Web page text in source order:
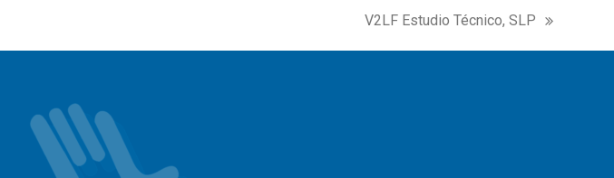
next
post:
V2LF Estudio Técnico, SLP